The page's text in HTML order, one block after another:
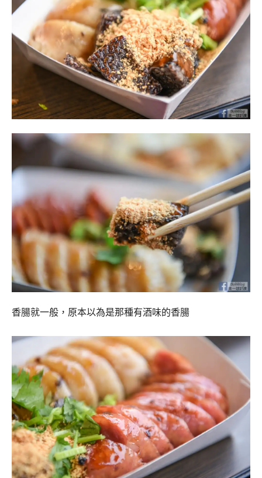
香腸就一般，原本以為是那種有酒味的香腸